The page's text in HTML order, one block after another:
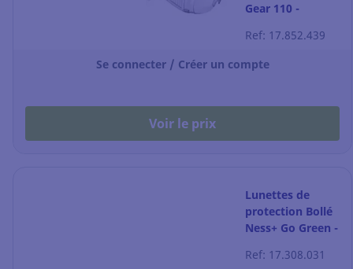
Gear 110 -
Ref: 17.852.439
Se connecter / Créer un compte
Voir le prix
Lunettes de
protection Bollé
Ness+ Go Green -
de 20
Ref: 17.308.031